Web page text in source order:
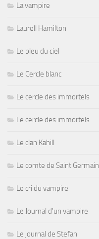
La vampire
Laurell Hamilton
Le bleu du ciel
Le Cercle blanc
Le cercle des immortels
Le cercle des immortels
Le clan Kahill
Le comte de Saint Germain
Le cri du vampire
Le Journal d'un vampire
Le journal de Stefan